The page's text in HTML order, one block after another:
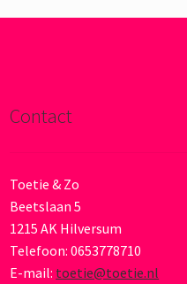
Contact
Toetie & Zo
Beetslaan 5
1215 AK Hilversum
Telefoon: 0653778710
E-mail: toetie@toetie.nl